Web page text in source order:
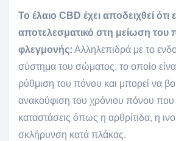
Το έλαιο CBD έχει αποδειχθεί ότι
αποτελεσματικό στη μείωση του
φλεγμονής: Αλληλεπιδρά με το
σύστημα του σώματος, το οποίο
ρύθμιση του πόνου και μπορεί να
ανακούφιση του χρόνιου πόνου που
καταστάσεις όπως η αρθρίτιδα, η
σκλήρυνση κατά πλάκας.